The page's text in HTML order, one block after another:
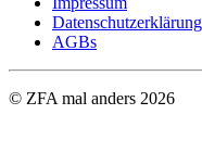
Datenschutzerklärung
AGBs
© ZFA mal anders 2026